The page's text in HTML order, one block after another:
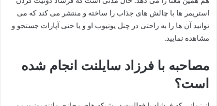
استریمر ها با چالش های جذاب را ساخته و منتشر می‌ کند که می‌
توانید آن ها را به راحتی در چنل یوتیوب او و یا حتی آپارات جستجو و
مشاهده نمایید.
مصاحبه با فرزاد سایلنت انجام شده
است؟